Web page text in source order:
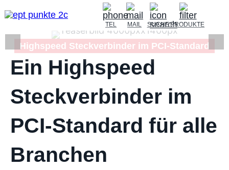
TEL MAIL SUCHEPRODUKTE
Highspeed Steckverbinder im PCI-Standard
Ein Highspeed
Steckverbinder im
PCI-Standard für alle
Branchen